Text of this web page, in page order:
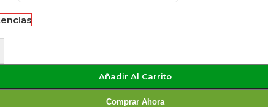
Añadir Al Carrito
Comprar Ahora